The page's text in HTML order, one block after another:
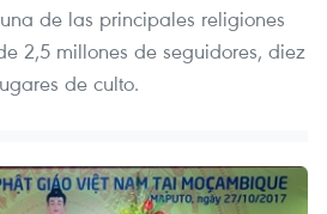
de las principales religiones
2,5 millones de seguidores, diez
de culto.